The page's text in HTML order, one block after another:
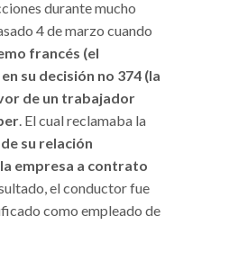
durante mucho
4 de marzo cuando
francés (el
su decisión no 374 (la
de un trabajador
. El cual reclamaba la
su relación
empresa a contrato
el conductor fue
como empleado de